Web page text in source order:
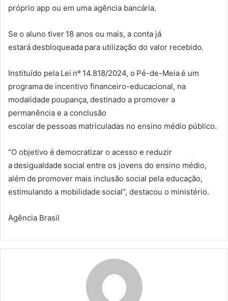
próprio app ou em uma agência bancária.
Se o aluno tiver 18 anos ou mais, a conta já
estará desbloqueada para utilização do valor recebido.
Instituído pela Lei nº 14.818/2024, o Pé-de-Meia é um
programa de incentivo financeiro-educacional, na
modalidade poupança, destinado a promover a
permanência e a conclusão
escolar de pessoas matriculadas no ensino médio público.
“O objetivo é democratizar o acesso e reduzir
a desigualdade social entre os jovens do ensino médio,
além de promover mais inclusão social pela educação,
estimulando a mobilidade social”, destacou o ministério.
Agência Brasil